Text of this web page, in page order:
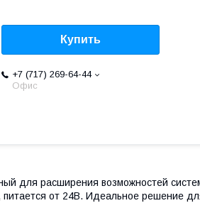
Купить
+7 (717) 269-64-44
Офис
для расширения возможностей
от 24В. Идеальное решение